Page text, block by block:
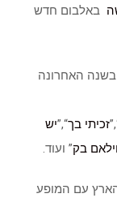
באלבום חדש
בשנה האחרונה
זכיתי בך“,”יש
בק” ועוד.
עם המופע